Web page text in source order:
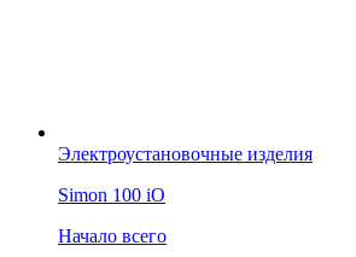
Электроустановочные изделия
Simon 100 iO
Начало всего